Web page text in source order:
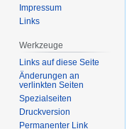
Impressum
Links
Werkzeuge
Links auf diese Seite
Änderungen an
verlinkten Seiten
Spezialseiten
Druckversion
Permanenter Link